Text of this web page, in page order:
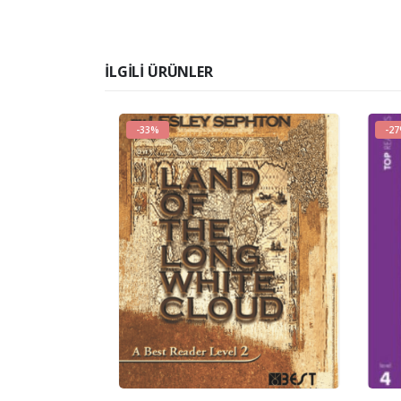
İLGILI ÜRÜNLER
-33% -